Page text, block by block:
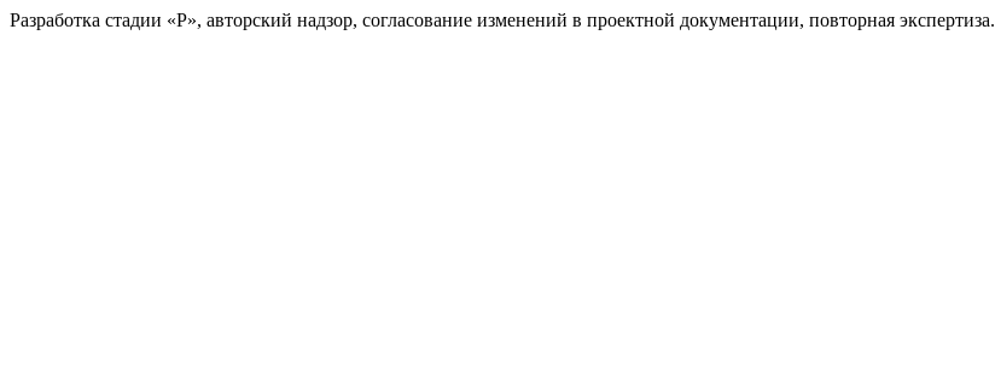
Разработка стадии «Р», авторский надзор, согласование изменений в проектной документации, повторная экспертиза.